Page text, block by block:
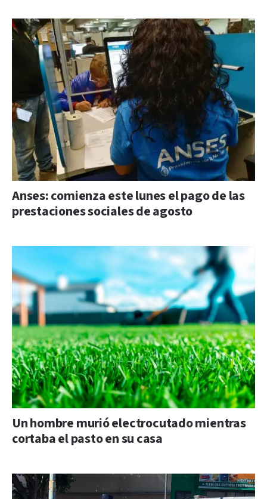
Anses: comienza este lunes el pago de las
prestaciones sociales de agosto
Un hombre murió electrocutado mientras
cortaba el pasto en su casa